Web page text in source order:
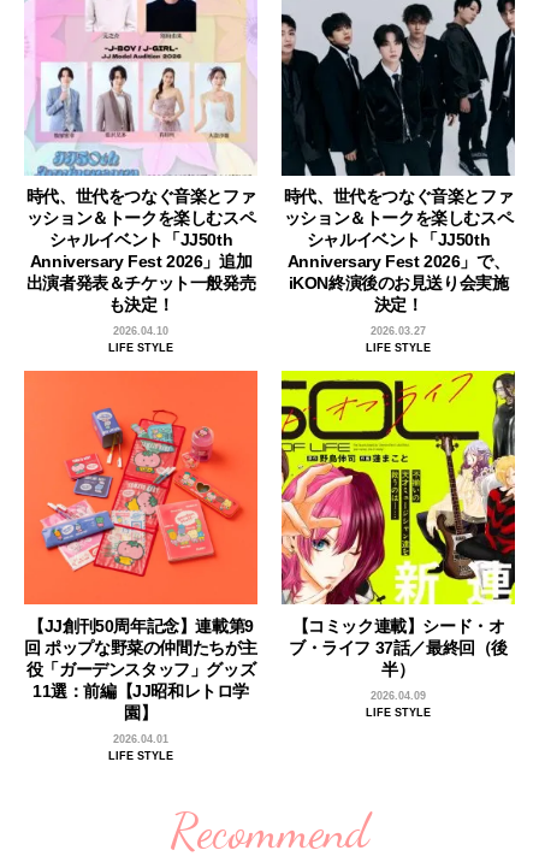
時代、世代をつなぐ音楽とファ
ッション＆トークを楽しむスペ
シャルイベント「JJ50th
Anniversary Fest 2026」追加
出演者発表＆チケット一般発売
も決定！
2026.04.10
LIFE STYLE
時代、世代をつなぐ音楽とファ
ッション＆トークを楽しむスペ
シャルイベント「JJ50th
Anniversary Fest 2026」で、
iKON終演後のお見送り会実施
決定！
2026.03.27
LIFE STYLE
【JJ創刊50周年記念】連載第9
回 ポップな野菜の仲間たちが主
役「ガーデンスタッフ」グッズ
11選：前編【JJ昭和レトロ学
園】
2026.04.01
LIFE STYLE
【コミック連載】シード・オ
ブ・ライフ 37話／最終回（後
半）
2026.04.09
LIFE STYLE
Recommend